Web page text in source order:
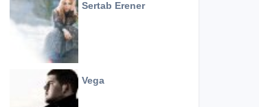
Sertab Erener
Vega